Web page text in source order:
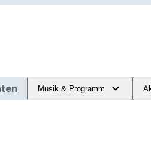
Musik & Programm